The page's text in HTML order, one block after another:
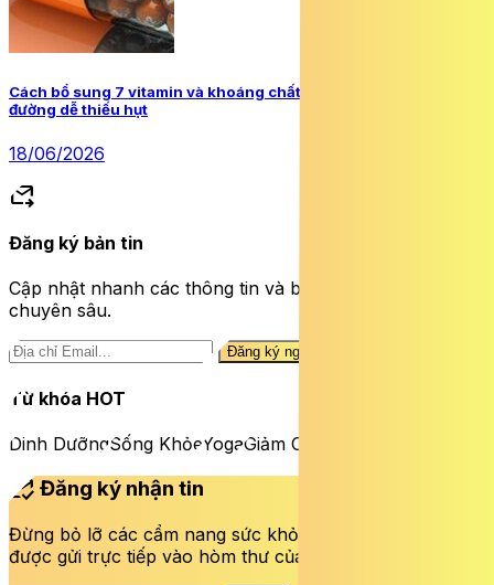
Cách bổ sung 7 vitamin và khoáng chất người mắc đái tháo
đường dễ thiếu hụt
18/06/2026
forward_to_inbox
Đăng ký bản tin
Cập nhật nhanh các thông tin và bài viết sức khỏe
chuyên sâu.
Đăng ký ngay
Từ khóa HOT
Dinh DưỡngSống KhỏeYogaGiảm Cân
mark_email_read Đăng ký nhận tin
Đừng bỏ lỡ các cẩm nang sức khỏe và bài viết mới nhất
được gửi trực tiếp vào hòm thư của bạn mỗi tuần.